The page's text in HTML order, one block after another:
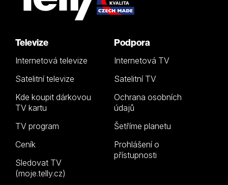
Televize
Internetová televize
Satelitní televize
Kde koupit dárkovou
TV kartu
TV program
Ceník
Sledovat TV
(moje.telly.cz)
Podpora
Internetová TV
Satelitní TV
Ochrana osobních
údajů
Šetříme planetu
Prohlášení o
přístupnosti